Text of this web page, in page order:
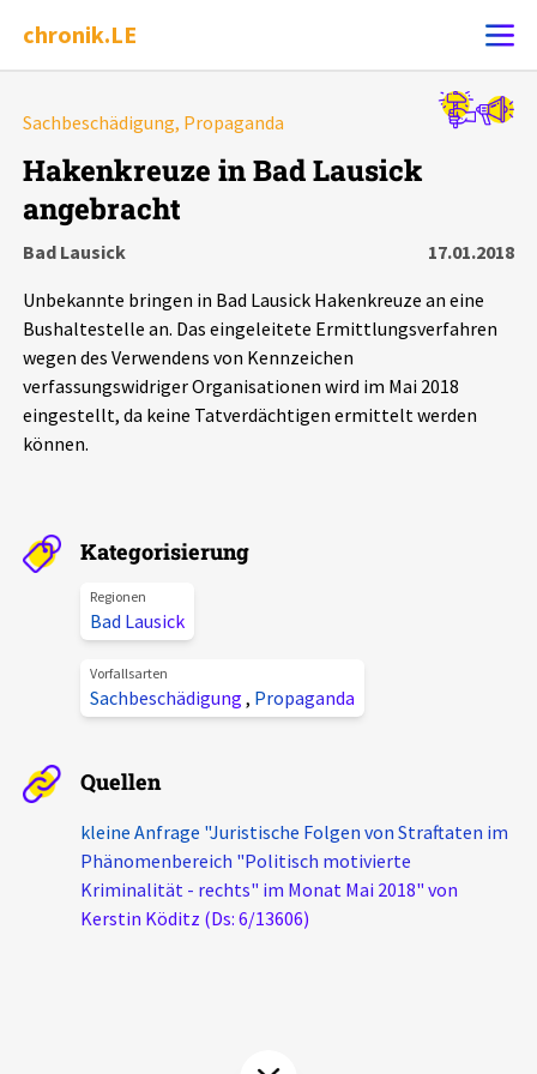
chronik.LE
Ereignis melden
Chronik
Leipziger Zustände
Schlaglichter
Aktuelles
Alle Beiträge
Veranstaltungen
Pressemitteilungen
Podcasts
Über uns
Projektbeschreibung
Unterstützer_innen
chronik.LE in der Presse
Sachbeschädigung, Propaganda
Hakenkreuze in Bad Lausick
angebracht
Bad Lausick
17.01.2018
Unbekannte bringen in Bad Lausick Hakenkreuze an eine
Bushaltestelle an. Das eingeleitete Ermittlungsverfahren
wegen des Verwendens von Kennzeichen
verfassungswidriger Organisationen wird im Mai 2018
eingestellt, da keine Tatverdächtigen ermittelt werden
können.
Kategorisierung
Regionen
Bad Lausick
Vorfallsarten
Sachbeschädigung , Propaganda
Quellen
kleine Anfrage "Juristische Folgen von Straftaten im
Phänomenbereich "Politisch motivierte
Kriminalität - rechts" im Monat Mai 2018" von
Kerstin Köditz (Ds: 6/13606)
Alle Ereignisse
Ereignisse
Ereignisse